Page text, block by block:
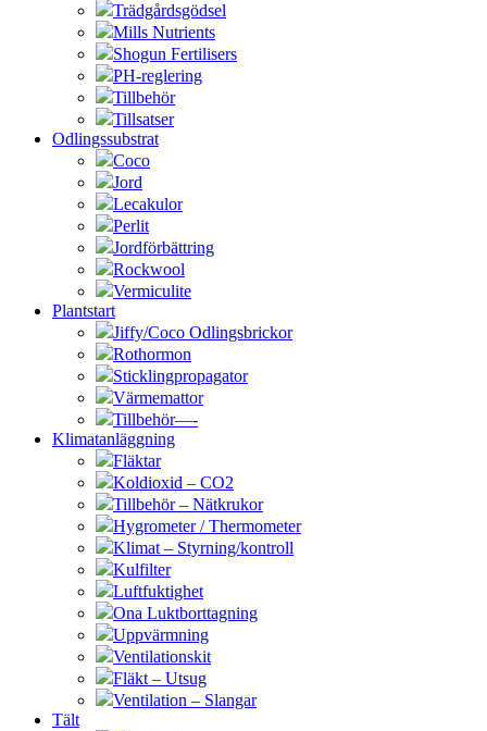
Trädgårdsgödsel
Mills Nutrients
Shogun Fertilisers
PH-reglering
Tillbehör
Tillsatser
Odlingssubstrat
Coco
Jord
Lecakulor
Perlit
Jordförbättring
Rockwool
Vermiculite
Plantstart
Jiffy/Coco Odlingsbrickor
Rothormon
Sticklingpropagator
Värmemattor
Tillbehör—-
Klimatanläggning
Fläktar
Koldioxid – CO2
Tillbehör – Nätkrukor
Hygrometer / Thermometer
Klimat – Styrning/kontroll
Kulfilter
Luftfuktighet
Ona Luktborttagning
Uppvärmning
Ventilationskit
Fläkt – Utsug
Ventilation – Slangar
Tält